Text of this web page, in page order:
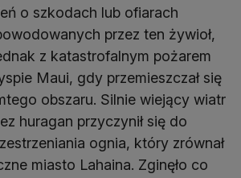
o szkodach lub ofiarach
przez ten żywioł,
z katastrofalnym pożarem
Maui, gdy przemieszczał się
obszaru. Silnie wiejący wiatr
huragan przyczynił się do
ognia, który zrównał
miasto Lahaina. Zginęło co